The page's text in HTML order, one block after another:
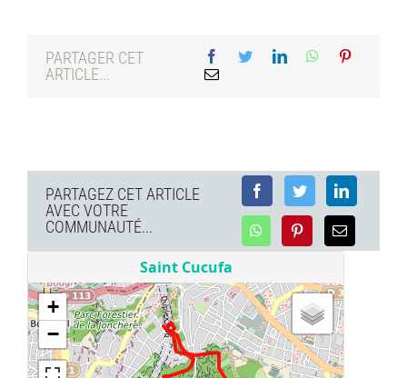
PARTAGER CET
ARTICLE...
PARTAGEZ CET ARTICLE
AVEC VOTRE
COMMUNAUTÉ...